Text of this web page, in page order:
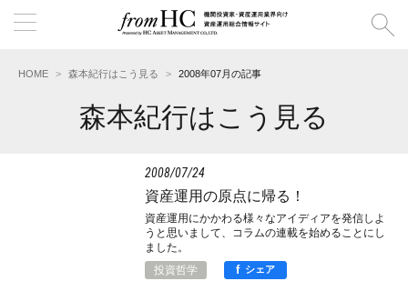
HOME 森本紀行はこう見る 2008年07月の記事
森本紀行はこう見る
2008 07 24
資産運用の原点に帰る！
資産運用にかかわる様々なアイディアを発信しよ
うと思いまして、コラムの連載を始めることにし
ました。
投資哲学
f シェア